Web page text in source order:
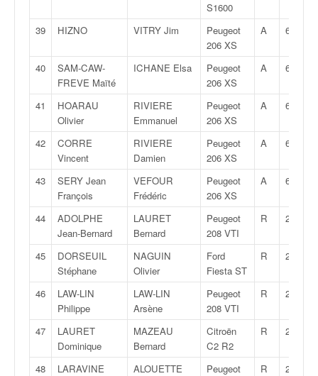
S1600
39 HIZNO VITRY Jim
Peugeot
206 XS
A 6K
40
SAM-CAW-
FREVE Maïté
ICHANE Elsa
Peugeot
206 XS
A 6K
41
HOARAU
Olivier
RIVIERE
Emmanuel
Peugeot
206 XS
A 6K
42
CORRE
Vincent
RIVIERE
Damien
Peugeot
206 XS
A 6K
43
SERY Jean
François
VEFOUR
Frédéric
Peugeot
206 XS
A 6K
44
ADOLPHE
Jean-Bernard
LAURET
Bernard
Peugeot
208 VTI
R 2
45
DORSEUIL
Stéphane
NAGUIN
Olivier
Ford
Fiesta ST
R 2
46
LAW-LIN
Philippe
LAW-LIN
Arsène
Peugeot
208 VTI
R 2
47
LAURET
Dominique
MAZEAU
Bernard
Citroën
C2 R2
R 2
48
LARAVINE
ALOUETTE
Peugeot
R 2